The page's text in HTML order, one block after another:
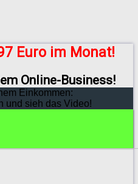
Euro im Monat!
Online-Business!
Einkommen:
und sieh das Video!